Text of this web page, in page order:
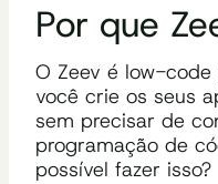
Por que
O Zeev é low-
você crie os seus
sem precisar de
programação de
possível fazer isso?